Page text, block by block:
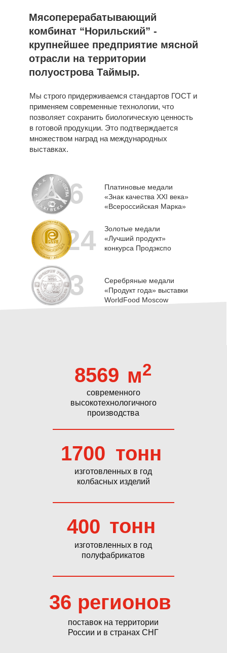
Мы строго придерживаемся стандартов ГОСТ и
применяем современные технологии, что
позволяет сохранить биологическую ценность
в готовой продукции. Это подтверждается
множеством наград на международных
выставках.
Мясоперерабатывающий
комбинат “Норильский” -
крупнейшее предприятие мясной
отрасли на территории
полуострова Таймыр.
Серебряные медали
«Продукт года» выставки
WorldFood Moscow
Золотые медали
«Лучший продукт»
конкурса Продэкспо
Платиновые медали
«Знак качества XXI века»
«Всероссийская Марка»
3
24
6
поставок на территории
России и в странах СНГ
изготовленных в год
полуфабрикатов
изготовленных в год
колбасных изделий
400 тонн
1700 тонн
36 регионов
м2
8569
современного
высокотехнологичного
производства